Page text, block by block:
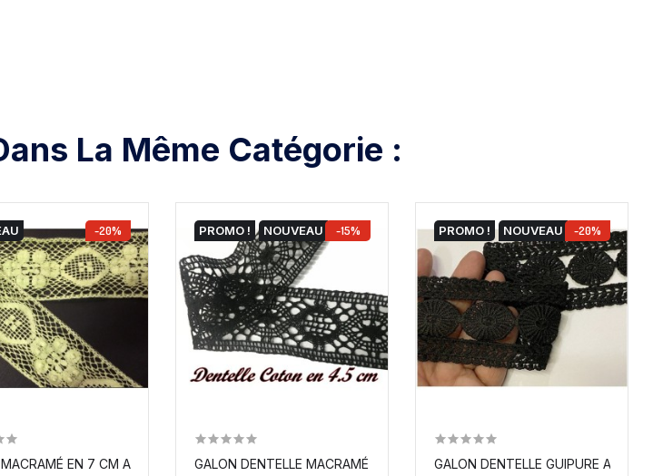
La Même Catégorie :
PUY EN 12 MM NOIR A COUDRE POUR...
-20%
EN 7 CM ANIS MOTIF FLEUR, A...
PROMO ! NOUVEAU -15%
GALON DENTELLE MACRAMÉ AU MÈTRE EN 4,5 CM...
PROMO ! NOUVEAU -20%
GALON DENTELLE GUIPURE AU